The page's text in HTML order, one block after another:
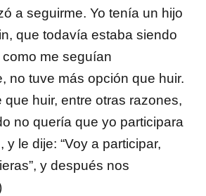
a seguirme. Yo tenía un hijo
que todavía estaba siendo
me seguían
no tuve más opción que huir.
que huir, entre otras razones,
no quería que yo participara
y le dije: “Voy a participar,
y después nos